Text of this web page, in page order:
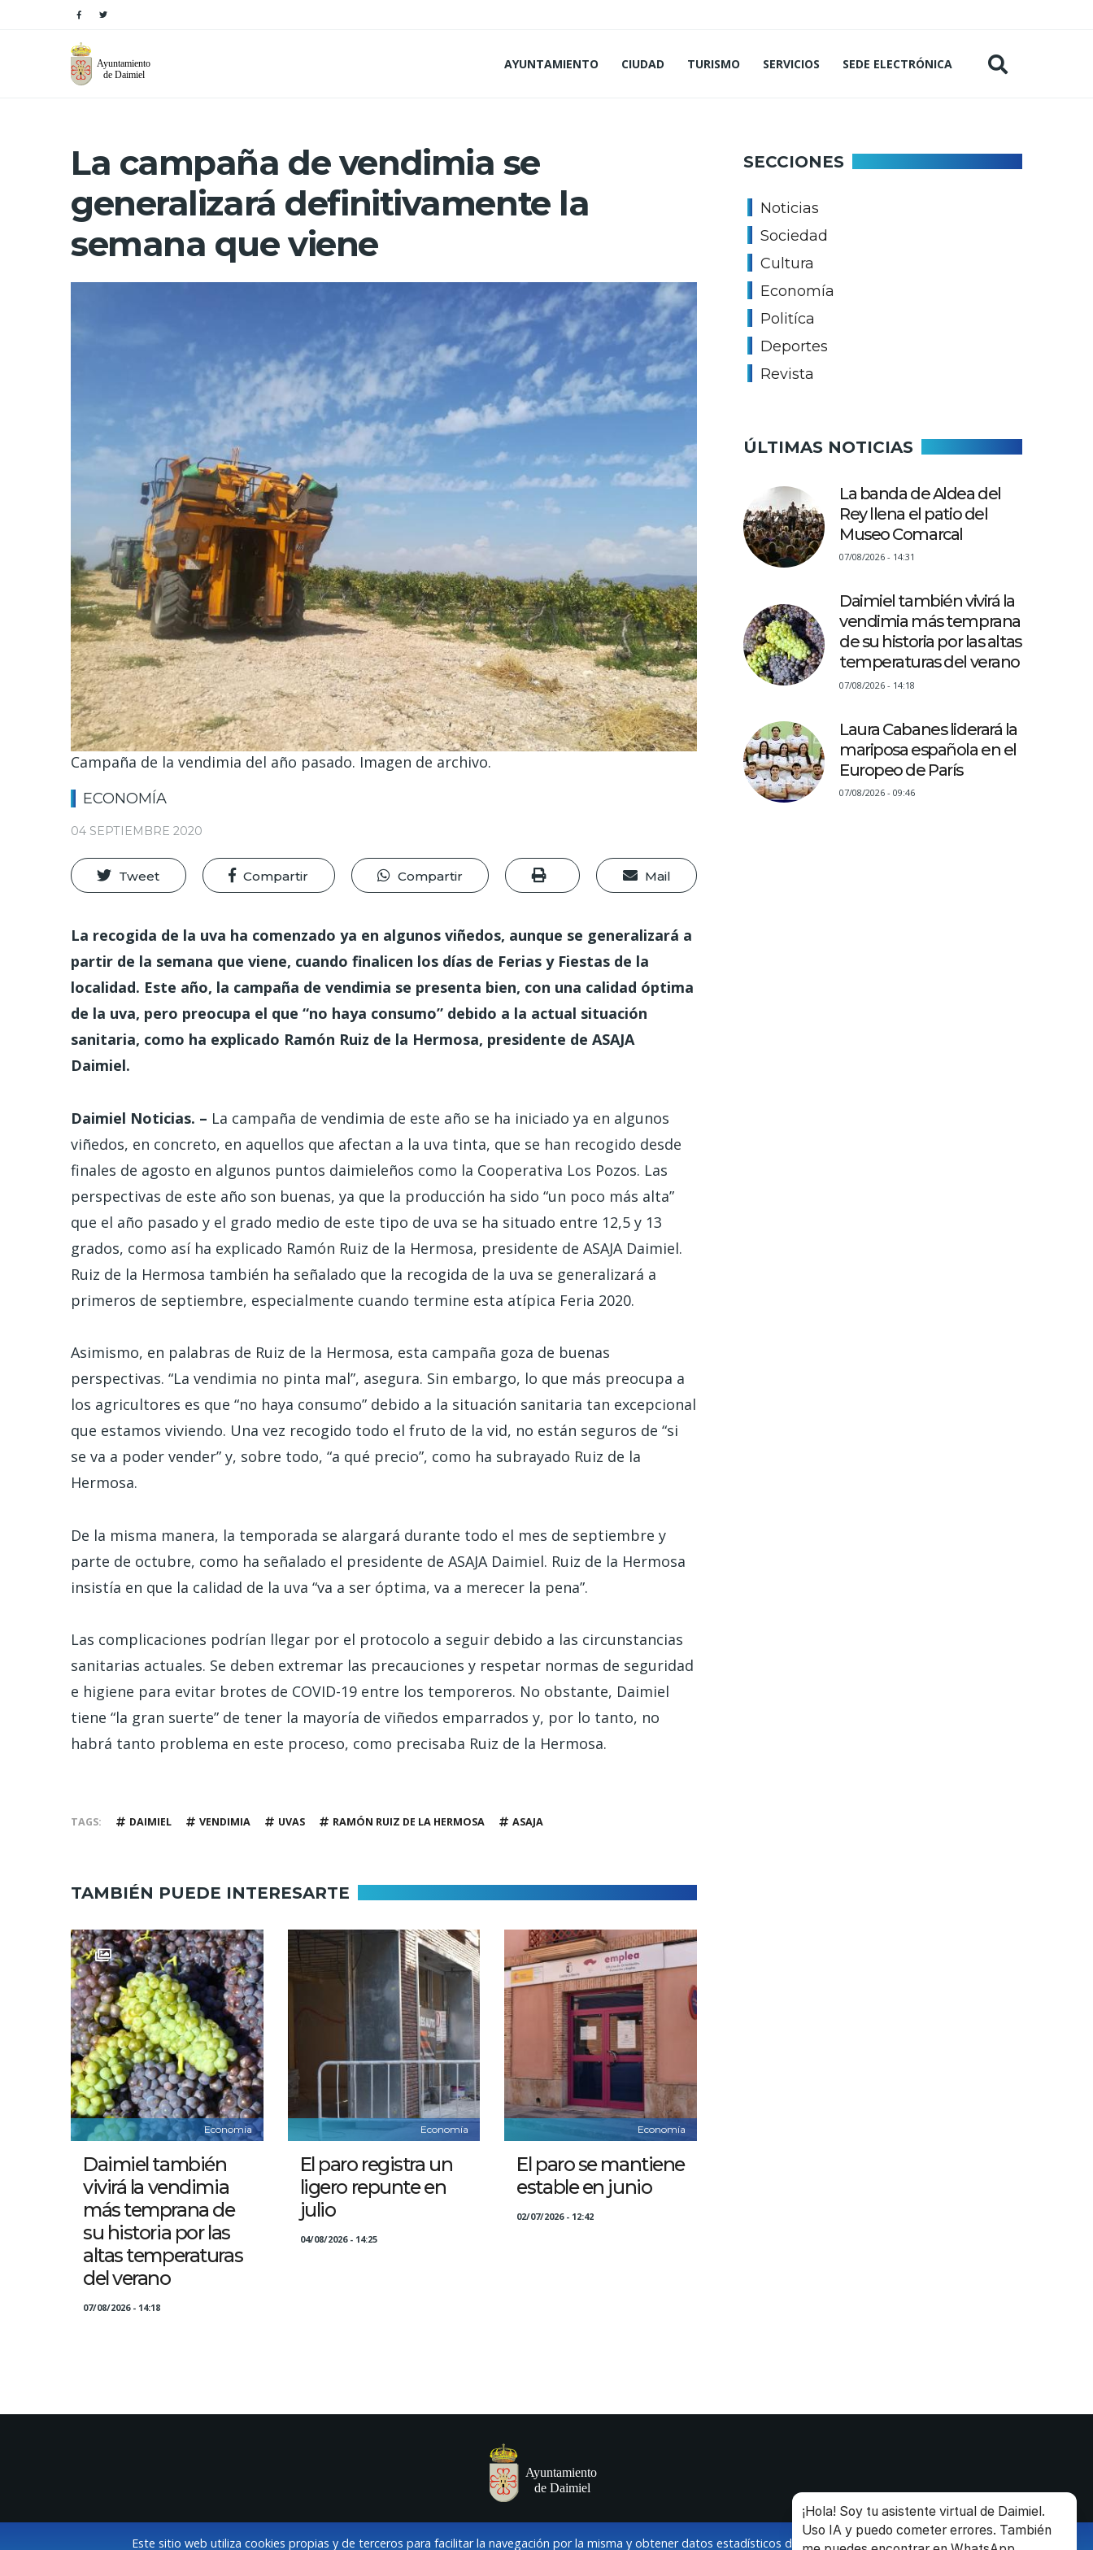
AYUNTAMIENTO CIUDAD TURISMO SERVICIOS SEDE ELECTRÓNICA
La campaña de vendimia se
generalizará definitivamente la
semana que viene
Campaña de la vendimia del año pasado. Imagen de archivo.
ECONOMÍA
04 SEPTIEMBRE 2020
Tweet Compartir Compartir Mail
La recogida de la uva ha comenzado ya en algunos viñedos, aunque se generalizará a
partir de la semana que viene, cuando finalicen los días de Ferias y Fiestas de la
localidad. Este año, la campaña de vendimia se presenta bien, con una calidad óptima
de la uva, pero preocupa el que “no haya consumo” debido a la actual situación
sanitaria, como ha explicado Ramón Ruiz de la Hermosa, presidente de ASAJA
Daimiel.
Daimiel Noticias. – La campaña de vendimia de este año se ha iniciado ya en algunos
viñedos, en concreto, en aquellos que afectan a la uva tinta, que se han recogido desde
finales de agosto en algunos puntos daimieleños como la Cooperativa Los Pozos. Las
perspectivas de este año son buenas, ya que la producción ha sido “un poco más alta”
que el año pasado y el grado medio de este tipo de uva se ha situado entre 12,5 y 13
grados, como así ha explicado Ramón Ruiz de la Hermosa, presidente de ASAJA Daimiel.
Ruiz de la Hermosa también ha señalado que la recogida de la uva se generalizará a
primeros de septiembre, especialmente cuando termine esta atípica Feria 2020.
Asimismo, en palabras de Ruiz de la Hermosa, esta campaña goza de buenas
perspectivas. “La vendimia no pinta mal”, asegura. Sin embargo, lo que más preocupa a
los agricultores es que “no haya consumo” debido a la situación sanitaria tan excepcional
que estamos viviendo. Una vez recogido todo el fruto de la vid, no están seguros de “si
se va a poder vender” y, sobre todo, “a qué precio”, como ha subrayado Ruiz de la
Hermosa.
De la misma manera, la temporada se alargará durante todo el mes de septiembre y
parte de octubre, como ha señalado el presidente de ASAJA Daimiel. Ruiz de la Hermosa
insistía en que la calidad de la uva “va a ser óptima, va a merecer la pena”.
Las complicaciones podrían llegar por el protocolo a seguir debido a las circunstancias
sanitarias actuales. Se deben extremar las precauciones y respetar normas de seguridad
e higiene para evitar brotes de COVID-19 entre los temporeros. No obstante, Daimiel
tiene “la gran suerte” de tener la mayoría de viñedos emparrados y, por lo tanto, no
habrá tanto problema en este proceso, como precisaba Ruiz de la Hermosa.
TAGS DAIMIEL VENDIMIA UVAS RAMÓN RUIZ DE LA HERMOSA ASAJA
TAMBIÉN PUEDE INTERESARTE
Economía
Daimiel también
vivirá la vendimia
más temprana de
su historia por las
altas temperaturas
del verano
07/08/2026 - 14:18
Economía
El paro registra un
ligero repunte en
julio
04/08/2026 - 14:25
Economía
El paro se mantiene
estable en junio
02/07/2026 - 12:42
SECCIONES
Noticias
Sociedad
Cultura
Economía
Politíca
Deportes
Revista
ÚLTIMAS NOTICIAS
La banda de Aldea del
Rey llena el patio del
Museo Comarcal
07/08/2026 - 14:31
Daimiel también vivirá la
vendimia más temprana
de su historia por las altas
temperaturas del verano
07/08/2026 - 14:18
Laura Cabanes liderará la
mariposa española en el
Europeo de París
07/08/2026 - 09:46
Este sitio web utiliza cookies propias y de terceros para facilitar la navegación por la misma y obtener datos estadísticos de la navegación de los usuarios.
¡Hola! Soy tu asistente virtual de Daimiel.
Uso IA y puedo cometer errores. También